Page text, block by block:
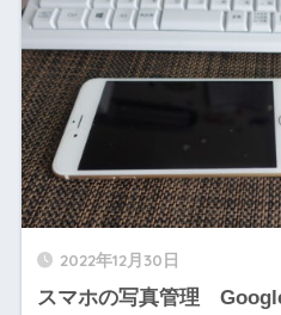
2022年12月30日
スマホの写真管理